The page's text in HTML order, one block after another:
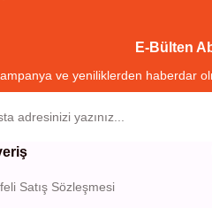
E-Bülten
ve yeniliklerden haberdar
Satış Sözleşmesi